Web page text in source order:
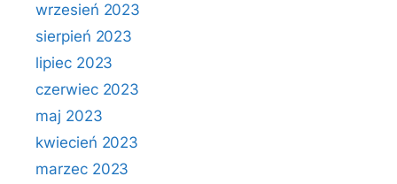
wrzesień 2023
sierpień 2023
lipiec 2023
czerwiec 2023
maj 2023
kwiecień 2023
marzec 2023